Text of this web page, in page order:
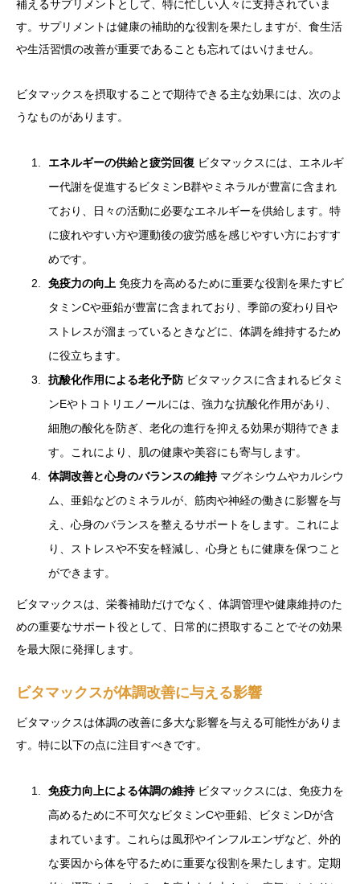
補えるサプリメントとして、特に忙しい人々に支持されていま
す。サプリメントは健康の補助的な役割を果たしますが、食生活
や生活習慣の改善が重要であることも忘れてはいけません。
ビタマックスを摂取することで期待できる主な効果には、次のよ
うなものがあります。
エネルギーの供給と疲労回復 ビタマックスには、エネルギ
ー代謝を促進するビタミンB群やミネラルが豊富に含まれ
ており、日々の活動に必要なエネルギーを供給します。特
に疲れやすい方や運動後の疲労感を感じやすい方におすす
めです。
免疫力の向上 免疫力を高めるために重要な役割を果たすビ
タミンCや亜鉛が豊富に含まれており、季節の変わり目や
ストレスが溜まっているときなどに、体調を維持するため
に役立ちます。
抗酸化作用による老化予防ビタマックスに含まれるビタミ
ンEやトコトリエノールには、強力な抗酸化作用があり、
細胞の酸化を防ぎ、老化の進行を抑える効果が期待できま
す。これにより、肌の健康や美容にも寄与します。
体調改善と心身のバランスの維持マグネシウムやカルシウ
ム、亜鉛などのミネラルが、筋肉や神経の働きに影響を与
え、心身のバランスを整えるサポートをします。これによ
り、ストレスや不安を軽減し、心身ともに健康を保つこと
ができます。
ビタマックスは、栄養補助だけでなく、体調管理や健康維持のた
めの重要なサポート役として、日常的に摂取することでその効果
を最大限に発揮します。
ビタマックスが体調改善に与える影響
ビタマックスは体調の改善に多大な影響を与える可能性がありま
す。特に以下の点に注目すべきです。
免疫力向上による体調の維持ビタマックスには、免疫力を
高めるために不可欠なビタミンCや亜鉛、ビタミンDが含
まれています。これらは風邪やインフルエンザなど、外的
な要因から体を守るために重要な役割を果たします。定期